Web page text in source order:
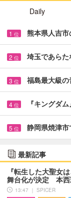
Daily
1 位 熊本県人吉
2 位 埼玉であら
3 位 福島最大級
4 位 『キングダ
5 位 静岡県焼津
最新記事
『転生した大聖女
舞台化が決定 本西
13:47 ｜ SPICER